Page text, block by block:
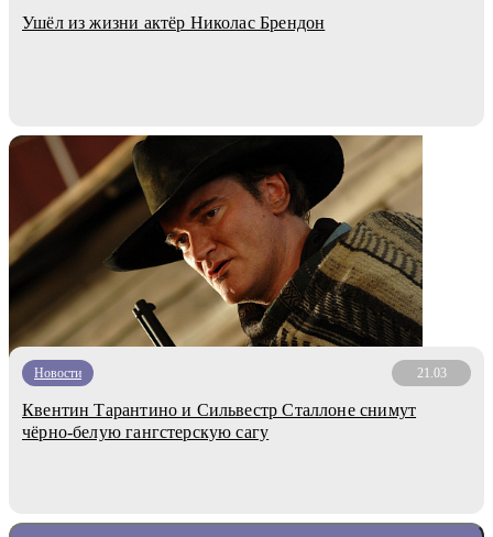
Ушёл из жизни актёр Николас Брендон
Новости 21.03
Квентин Тарантино и Сильвестр Сталлoнe снимут
чёрно-белую гангстерскую сагу